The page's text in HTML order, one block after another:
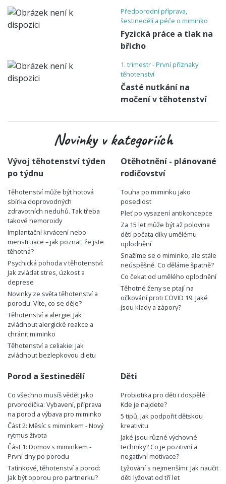
Předporodní příprava,
šestinedělí a péče o miminko
Fyzická práce a tlak na
břicho
1. trimestr - První příznaky
těhotenství
Časté nutkání na
močení v těhotenství
Novinky v kategoriích
Vývoj těhotenství týden
po týdnu
Těhotenství může být hotová
sbírka doprovodných
zdravotních neduhů. Tak třeba
takové hemoroidy
Implantační krvácení nebo
menstruace – jak poznat, že jste
těhotná?
Psychická pohoda v těhotenství:
Jak zvládat stres, úzkost a
deprese
Novinky ze světa těhotenství a
porodu: Víte, co se děje?
Těhotenství a alergie: Jak
zvládnout alergické reakce a
chránit miminko
Těhotenství a celiakie: Jak
zvládnout bezlepkovou dietu
Otěhotnění - plánované
rodičovství
Touha po miminku jako
posedlost
Pleť po vysazení antikoncepce
Za 15 let může být až polovina
dětí počata díky umělému
oplodnění
Snažíme se o miminko, ale stále
neúspěšně. Co děláme špatně?
Co čekat od umělého oplodnění
Těhotné ženy se ptají na
očkování proti COVID 19. Jaké
jsou klady a zápory?
Porod a šestinedělí
Co všechno musíš vědět jako
prvorodička: Vybavení, příprava
na porod a výbava pro miminko
Část 2: Měsíc s miminkem - Nový
rytmus života
Část 1: Domov s miminkem -
První dny po porodu
Tatínkové, těhotenství a porod:
Jak být oporou pro partnerku?
Děti
Probiotika pro děti i dospělé:
Kde je najdete?
5 tipů, jak podpořit dětskou
kreativitu
Jaké jsou různé výchovné
techniky? Co je pozitivní a
negativní motivace?
Lyžování s nejmenšími: Jak naučit
děti lyžovat od tří let